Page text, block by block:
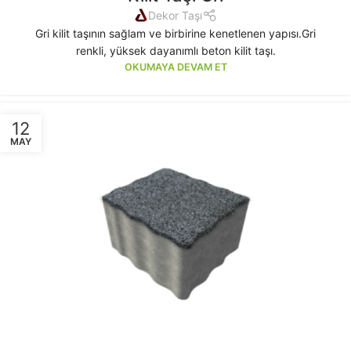
Dekor Taşı
Gri kilit taşının sağlam ve birbirine kenetlenen yapısı.Gri
renkli, yüksek dayanımlı beton kilit taşı.
OKUMAYA DEVAM ET
12
MAY